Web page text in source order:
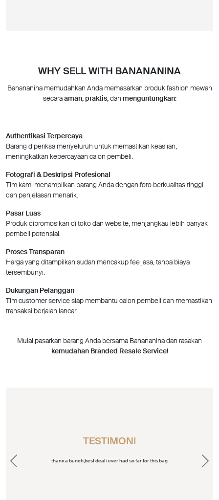
WHY SELL WITH BANANANINA
Banananina memudahkan Anda memasarkan produk fashion mewah
secaraaman, praktis,dan menguntungkan:
Authentikasi Terpercaya
Barang diperiksa menyeluruh untuk memastikan keaslian,
meningkatkan kepercayaan calon pembeli.
Fotografi & Deskripsi Profesional
Tim kami menampilkan barang Anda dengan foto berkualitas tinggi
dan penjelasan menarik.
Pasar Luas
Produk dipromosikan di toko dan website, menjangkau lebih banyak
pembeli potensial.
Proses Transparan
Harga yang ditampilkan sudah mencakup fee jasa, tanpa biaya
tersembunyi.
Dukungan Pelanggan
Tim customer service siap membantu calon pembeli dan memastikan
transaksi berjalan lancar.
Mulai pasarkan barang Anda bersama Banananina dan rasakan
kemudahan Branded Resale Service!
TESTIMONI
thanx a bunch,best deal i ever had so far for this bag
Previous Next